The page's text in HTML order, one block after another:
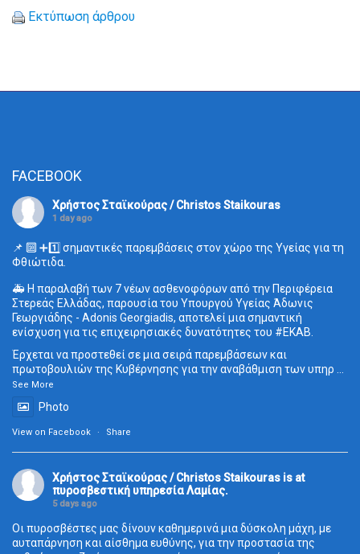
Εκτύπωση άρθρου
FACEBOOK
Χρήστος Σταϊκούρας / Christos Staikouras
1 day ago
📌 🔟 ➕1️⃣ σημαντικές παρεμβάσεις στον χώρο της Υγείας για τη
Φθιώτιδα.
🚑 Η παραλαβή των 7 νέων ασθενοφόρων από την Περιφέρεια
Στερεάς Ελλάδας, παρουσία του Υπουργού Υγείας Άδωνις
Γεωργιάδης - Adonis Georgiadis, αποτελεί μια σημαντική
ενίσχυση για τις επιχειρησιακές δυνατότητες του #ΕΚΑΒ
Έρχεται να προστεθεί σε μια σειρά παρεμβάσεων και
πρωτοβουλιών της Κυβέρνησης για την αναβάθμιση των υπηρ
See More
Photo
View on Facebook · Share
Χρήστος Σταϊκούρας / Christos Staikouras is at
πυροσβεστική υπηρεσία Λαμίας.
5 days ago
Οι πυροσβέστες μας δίνουν καθημερινά μια δύσκολη μάχη, με
αυταπάρνηση και αίσθημα ευθύνης, για την προστασία της